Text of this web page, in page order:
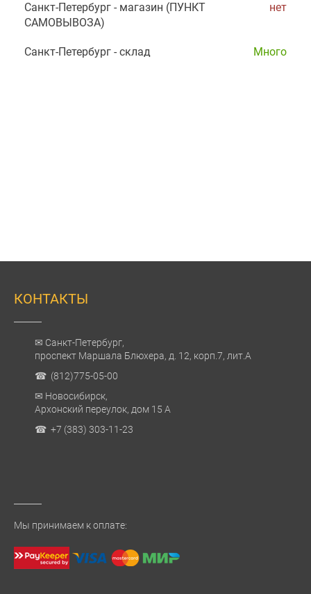
Санкт-Петербург - магазин (ПУНКТ
САМОВЫВОЗА)
нет
Санкт-Петербург - склад Много
КОНТАКТЫ
✉ Санкт-Петербург,
проспект Маршала Блюхера, д. 12, корп.7, лит.А
☎ (812)775-05-00
✉ Новосибирск,
Архонский переулок, дом 15 А
☎ +7 (383) 303-11-23
Мы принимаем к оплате: